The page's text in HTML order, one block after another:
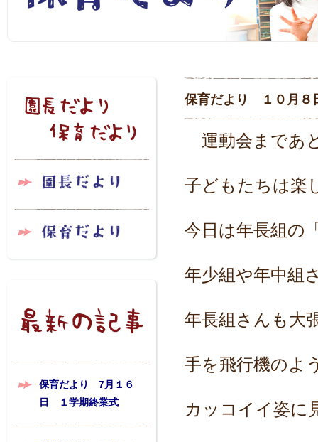
保育だより 7月１６
日 １学期終業式
保育だより １０月
運動会まであ
子どもたちは楽
今日は年長組の
年少組や年中組
年長組さんも大
手を飛行機のよ
カッコイイ姿に